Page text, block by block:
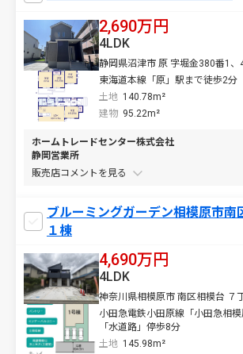
2,690万円
静岡県沼津市 原 字堀金380番1、
東海道本線「原」駅まで徒歩2分
土地 140.78m²
4LDK
建物 95.22m²
ホームトレードセンター株式会社
静岡営業所
販売店コメントを
ブルーミングガーデン相模原市南
１棟
4,690万円
神奈川県相模原市 南区相模台 ７
小田急電鉄小田原線「小田急相
「水道路」停歩8分
土地 145.98m²
4LDK